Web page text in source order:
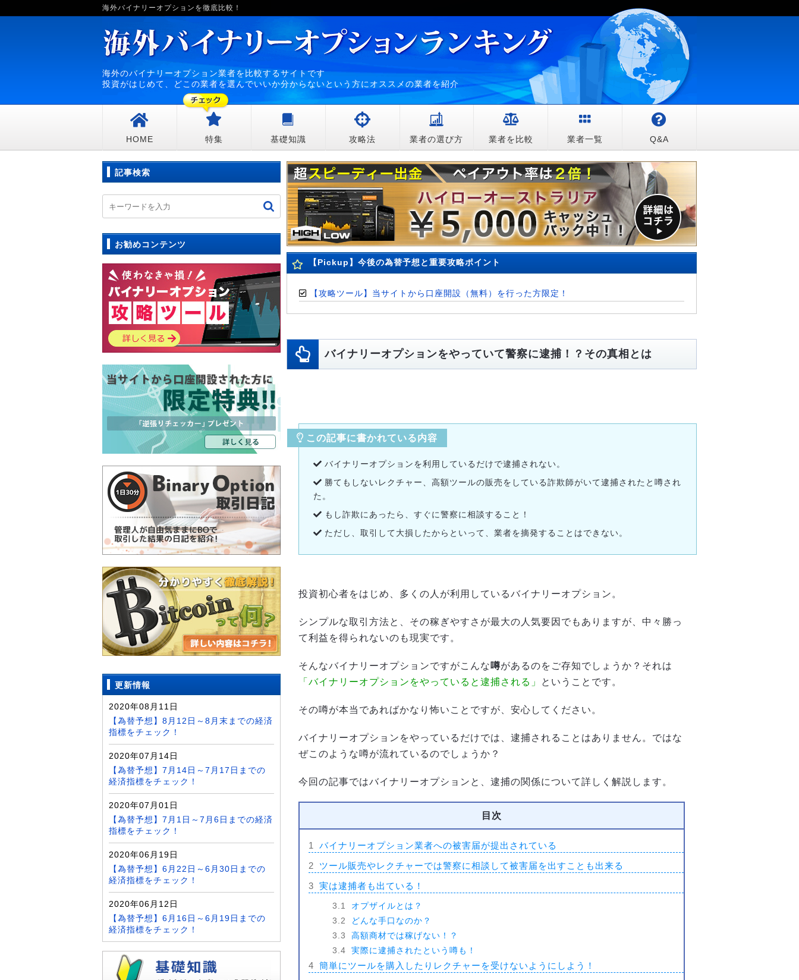
海外バイナリーオプションを徹底比較！
海外のバイナリーオプション業者を比較するサイトです
投資がはじめて、どこの業者を選んでいいか分からないという方にオススメの業者を紹介
HOME 特集 基礎知識 攻略法 業者の選び方 業者を比較 業者一覧 Q&A
【Pickup】今後の為替予想と重要攻略ポイント
【攻略ツール】当サイトから口座開設（無料）を行った方限定！
バイナリーオプションをやっていて警察に逮捕！？その真相とは
この記事に書かれている内容
バイナリーオプションを利用しているだけで逮捕されない。
勝てもしないレクチャー、高額ツールの販売をしている詐欺師がいて逮捕されたと噂され
た。
もし詐欺にあったら、すぐに警察に相談すること！
ただし、取引して大損したからといって、業者を摘発することはできない。
投資初心者をはじめ、多くの人が利用しているバイナリーオプション。
シンプルな取引方法と、その稼ぎやすさが最大の人気要因でもありますが、中々勝っ
て利益を得られないのも現実です。
そんなバイナリーオプションですがこんな 噂があるのをご存知でしょうか？それは
「バイナリーオプションをやっていると逮捕される」
ということです。
その噂が本当であればかなり怖いことですが、安心してください。
バイナリーオプションをやっているだけでは、逮捕されることはありません。ではな
ぜこのような噂が流れているのでしょうか？
今回の記事ではバイナリーオプションと、逮捕の関係について詳しく解説します。
目次
1
バイナリーオプション業者への被害届が提出されている
2
ツール販売やレクチャーでは警察に相談して被害届を出すことも出来る
3 実は逮捕者も出ている！
3.1
オプザイルとは？
3.2
どんな手口なのか？
3.3
高額商材では稼げない！？
3.4
実際に逮捕されたという噂も！
4 簡単にツールを購入したりレクチャーを受けないようにしよう！
記事検索
お勧めコンテンツ
更新情報
2020年08月11日
【為替予想】8月12日～8月末までの経済
指標をチェック！
2020年07月14日
【為替予想】7月14日～7月17日までの
経済指標をチェック！
2020年07月01日
【為替予想】7月1日～7月6日までの経済
指標をチェック！
2020年06月19日
【為替予想】6月22日～6月30日までの
経済指標をチェック！
2020年06月12日
【為替予想】6月16日～6月19日までの
経済指標をチェック！